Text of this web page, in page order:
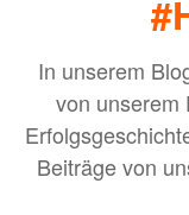
Ingenieur und
Logistik
UNTERNEHMEN
In unserem
von unserem
Beiträge von